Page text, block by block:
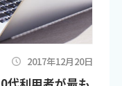
2017年12月20日